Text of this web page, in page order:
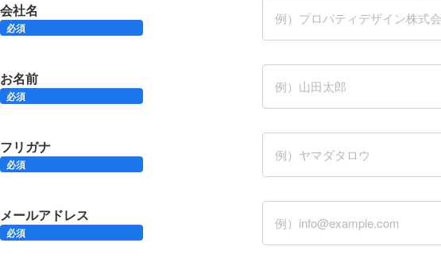
会社名
必須
お名前
必須
フリガナ
必須
メールアドレス
必須